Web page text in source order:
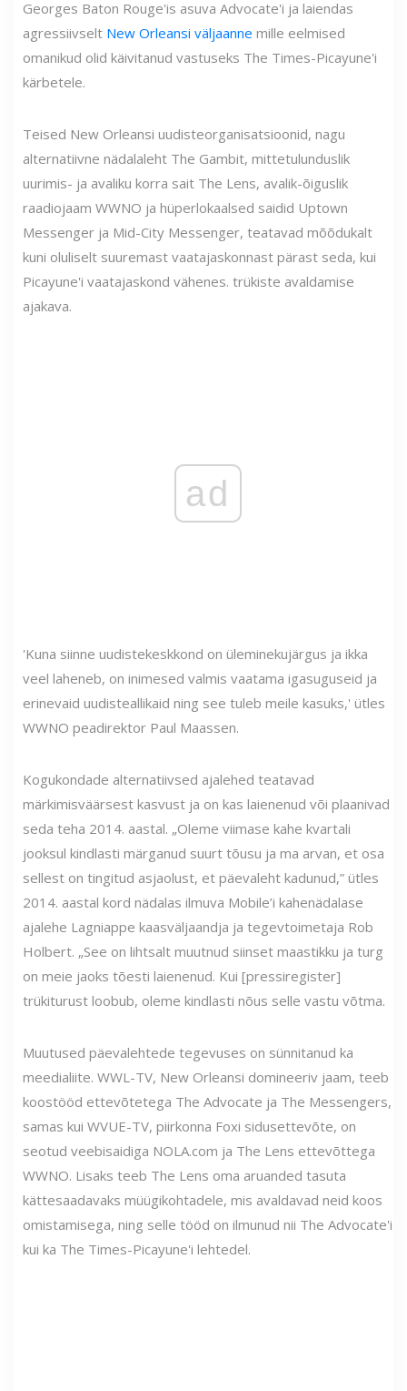
Georges Baton Rouge'is asuva Advocate'i ja laiendas
agressiivselt New Orleansi väljaanne mille eelmised
omanikud olid käivitanud vastuseks The Times-Picayune'i
kärbetele.
Teised New Orleansi uudisteorganisatsioonid, nagu
alternatiivne nädalaleht The Gambit, mittetulunduslik
uurimis- ja avaliku korra sait The Lens, avalik-õiguslik
raadiojaam WWNO ja hüperlokaalsed saidid Uptown
Messenger ja Mid-City Messenger, teatavad mõõdukalt
kuni oluliselt suuremast vaatajaskonnast pärast seda, kui
Picayune'i vaatajaskond vähenes. trükiste avaldamise
ajakava.
ad
'Kuna siinne uudistekeskkond on üleminekujärgus ja ikka
veel laheneb, on inimesed valmis vaatama igasuguseid ja
erinevaid uudisteallikaid ning see tuleb meile kasuks,' ütles
WWNO peadirektor Paul Maassen.
Kogukondade alternatiivsed ajalehed teatavad
märkimisväärsest kasvust ja on kas laienenud või plaanivad
seda teha 2014. aastal. „Oleme viimase kahe kvartali
jooksul kindlasti märganud suurt tõusu ja ma arvan, et osa
sellest on tingitud asjaolust, et päevaleht kadunud,” ütles
2014. aastal kord nädalas ilmuva Mobile’i kahenädalase
ajalehe Lagniappe kaasväljaandja ja tegevtoimetaja Rob
Holbert. „See on lihtsalt muutnud siinset maastikku ja turg
on meie jaoks tõesti laienenud. Kui [pressiregister]
trükiturust loobub, oleme kindlasti nõus selle vastu võtma.
Muutused päevalehtede tegevuses on sünnitanud ka
meedialiite. WWL-TV, New Orleansi domineeriv jaam, teeb
koostööd ettevõtetega The Advocate ja The Messengers,
samas kui WVUE-TV, piirkonna Foxi sidusettevõte, on
seotud veebisaidiga NOLA.com ja The Lens ettevõttega
WWNO. Lisaks teeb The Lens oma aruanded tasuta
kättesaadavaks müügikohtadele, mis avaldavad neid koos
omistamisega, ning selle tööd on ilmunud nii The Advocate'i
kui ka The Times-Picayune'i lehtedel.